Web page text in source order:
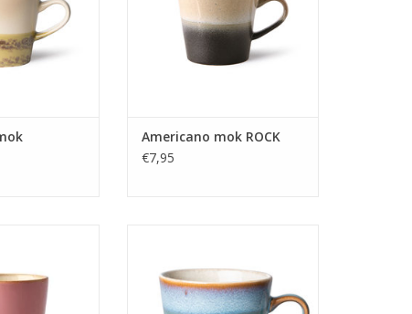
Americano mok ROCK
€7,95
WINKELWAGEN
collectie.
TOEVOEGEN AAN WINKELWAGEN